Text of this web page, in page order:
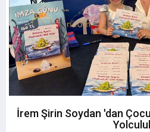
İrem Şirin Soydan 'dan